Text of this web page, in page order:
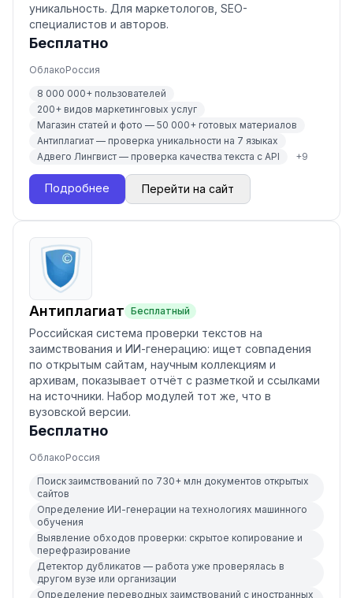
уникальность. Для маркетологов, SEO-
специалистов и авторов.
Бесплатно
ОблакоРоссия
8 000 000+ пользователей
200+ видов маркетинговых услуг
Магазин статей и фото — 50 000+ готовых материалов
Антиплагиат — проверка уникальности на 7 языках
Адвего Лингвист — проверка качества текста с API
+9
Подробнее Перейти на сайт
Антиплагиат Бесплатный
Российская система проверки текстов на
заимствования и ИИ-генерацию: ищет совпадения
по открытым сайтам, научным коллекциям и
архивам, показывает отчёт с разметкой и ссылками
на источники. Набор модулей тот же, что в
вузовской версии.
Бесплатно
ОблакоРоссия
Поиск заимствований по 730+ млн документов открытых
сайтов
Определение ИИ-генерации на технологиях машинного
обучения
Выявление обходов проверки: скрытое копирование и
перефразирование
Детектор дубликатов — работа уже проверялась в
другом вузе или организации
Определение переводных заимствований с иностранных